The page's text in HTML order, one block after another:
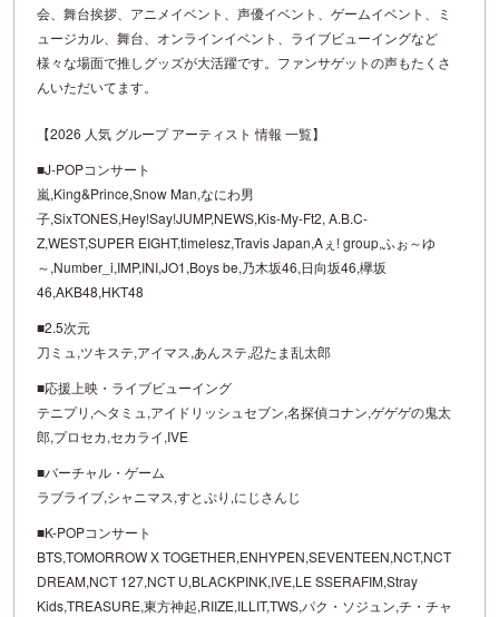
会、舞台挨拶、アニメイベント、声優イベント、ゲームイベント、ミ
ュージカル、舞台、オンラインイベント、ライブビューイングなど
様々な場面で推しグッズが大活躍です。ファンサゲットの声もたくさ
んいただいてます。
【2026 人気 グループ アーティスト 情報 一覧】
■J-POPコンサート
嵐,King&Prince,Snow Man,なにわ男
子,SixTONES,Hey!Say!JUMP,NEWS,Kis-My-Ft2, A.B.C-
Z,WEST,SUPER EIGHT,timelesz,Travis Japan,Aぇ! group,ふぉ～ゆ
～,Number_i,IMP,INI,JO1,Boys be,乃木坂46,日向坂46,欅坂
46,AKB48,HKT48
■2.5次元
刀ミュ,ツキステ,アイマス,あんステ,忍たま乱太郎
■応援上映・ライブビューイング
テニプリ,ヘタミュ,アイドリッシュセブン,名探偵コナン,ゲゲゲの鬼太
郎,プロセカ,セカライ,IVE
■バーチャル・ゲーム
ラブライブ,シャニマス,すとぷり,にじさんじ
■K-POPコンサート
BTS,TOMORROW X TOGETHER,ENHYPEN,SEVENTEEN,NCT,NCT
DREAM,NCT 127,NCT U,BLACKPINK,IVE,LE SSERAFIM,Stray
Kids,TREASURE,東方神起,RIIZE,ILLIT,TWS,パク・ソジュン,チ・チャ